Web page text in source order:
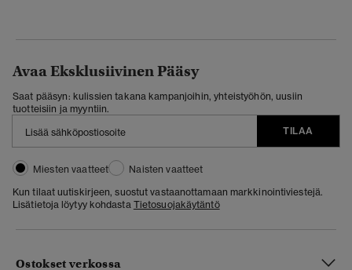
Avaa Eksklusiivinen Pääsy
Saat pääsyn: kulissien takana kampanjoihin, yhteistyöhön, uusiin
tuotteisiin ja myyntiin.
TILAA
Miesten vaatteet
Naisten vaatteet
Kun tilaat uutiskirjeen, suostut vastaanottamaan markkinointiviestejä.
Lisätietoja löytyy kohdasta Tietosuojakäytäntö
Ostokset verkossa